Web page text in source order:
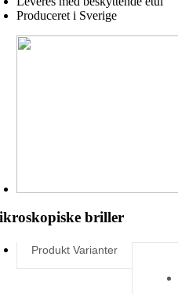
Produceret i Sverige
briller
Produkt Varianter